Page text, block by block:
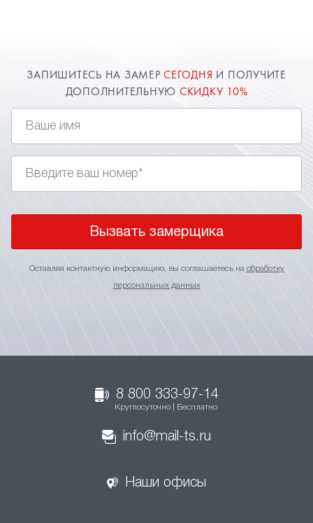
ЗАПИШИТЕСЬ НА ЗАМЕРСЕГОДНЯ И ПОЛУЧИТЕ
ДОПОЛНИТЕЛЬНУЮ СКИДКУ 10%
Вызвать замерщика
Оставляя контактную информацию, вы соглашаетесь на обработку
персональных данных
8 800 333-97-14
Круглосуточно | Бесплатно
info@mail-ts.ru
Наши офисы